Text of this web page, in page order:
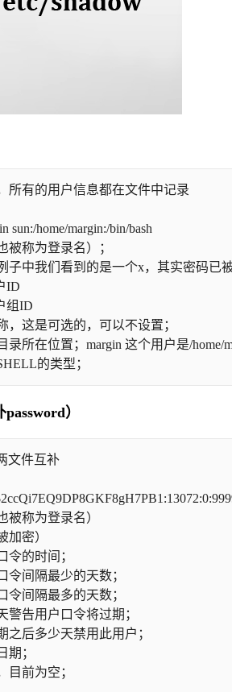
所有的用户信息都在文件中记录
sun:/home/margin:/bin/bash
被称为登录名）；
子中我们看到的是一个x，其实密码已被
ID
组ID
，这是可选的，可以不设置；
所在位置；margin 这个用户是/home/
的类型；
）
文件互补
被称为登录名）
加密）
令的时间；
令间隔最少的天数；
令间隔最多的天数；
警告用户口令将过期；
之后多少天禁用此用户；
期；
目前为空；